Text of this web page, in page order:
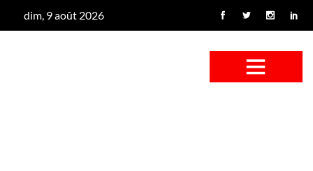
dim, 9 août 2026